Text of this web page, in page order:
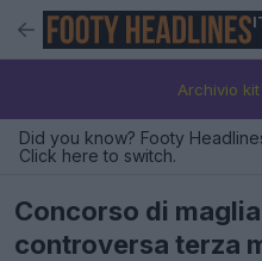
Archivio
Did you know? Footy
Click here to switch.
Concorso di
controversa terza